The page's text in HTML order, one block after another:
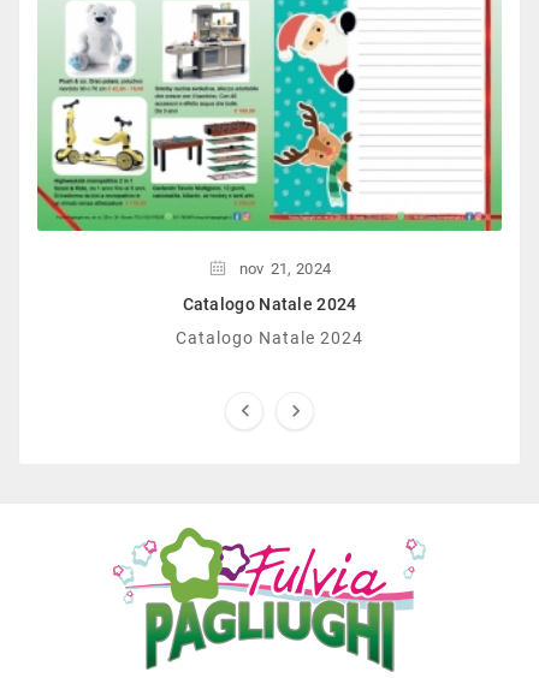
nov 21, 2024
Catalogo Natale 2024
Catalogo Natale 2024
 